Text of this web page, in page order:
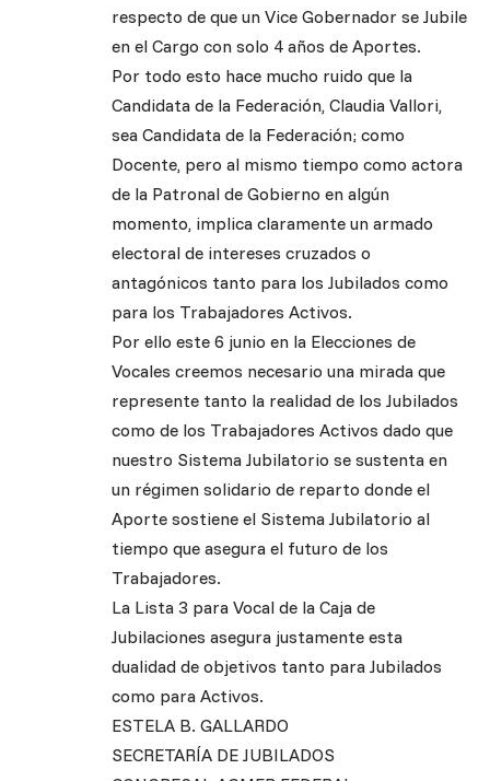
respecto de que un Vice Gobernador se Jubile
en el Cargo con solo 4 años de Aportes.
Por todo esto hace mucho ruido que la
Candidata de la Federación, Claudia Vallori,
sea Candidata de la Federación; como
Docente, pero al mismo tiempo como actora
de la Patronal de Gobierno en algún
momento, implica claramente un armado
electoral de intereses cruzados o
antagónicos tanto para los Jubilados como
para los Trabajadores Activos.
Por ello este 6 junio en la Elecciones de
Vocales creemos necesario una mirada que
represente tanto la realidad de los Jubilados
como de los Trabajadores Activos dado que
nuestro Sistema Jubilatorio se sustenta en
un régimen solidario de reparto donde el
Aporte sostiene el Sistema Jubilatorio al
tiempo que asegura el futuro de los
Trabajadores.
La Lista 3 para Vocal de la Caja de
Jubilaciones asegura justamente esta
dualidad de objetivos tanto para Jubilados
como para Activos.
ESTELA B. GALLARDO
SECRETARÍA DE JUBILADOS